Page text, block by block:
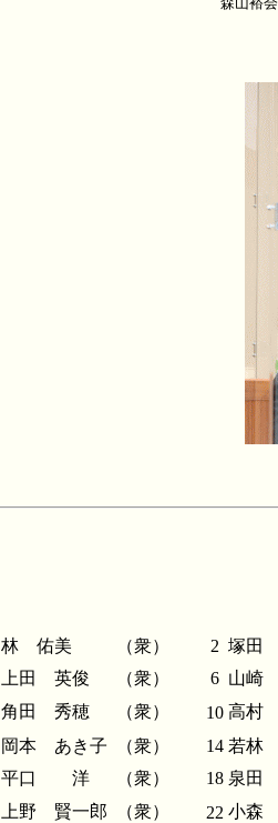
林 佑美 （衆） 2 塚田
上田 英俊 （衆） 6 山崎
角田 秀穂 （衆） 10 高村
岡本 あき子 （衆） 14 若林
平口 洋 （衆） 18 泉田
上野 賢一郎 （衆） 22 小森